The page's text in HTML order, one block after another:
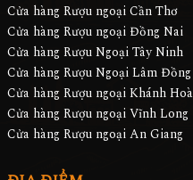
Cửa hàng Rượu ngoại Cần Thơ
Cửa hàng Rượu ngoại Đồng Nai
Cửa hàng Rượu Ngoại Tây Ninh
Cửa hàng Rượu Ngoại Lâm Đồng
Cửa hàng Rượu ngoại Khánh Hoà
Cửa hàng Rượu ngoại Vĩnh Long
Cửa hàng Rượu ngoại An Giang